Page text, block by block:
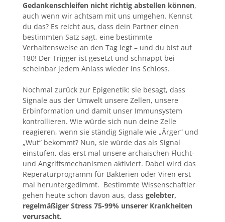
Gedankenschleifen nicht richtig abstellen können,
auch wenn wir achtsam mit uns umgehen. Kennst
du das? Es reicht aus, dass dein Partner einen
bestimmten Satz sagt, eine bestimmte
Verhaltensweise an den Tag legt – und du bist auf
180! Der Trigger ist gesetzt und schnappt bei
scheinbar jedem Anlass wieder ins Schloss.
Nochmal zurück zur Epigenetik: sie besagt, dass
Signale aus der Umwelt unsere Zellen, unsere
Erbinformation und damit unser Immunsystem
kontrollieren. Wie würde sich nun deine Zelle
reagieren, wenn sie ständig Signale wie „Ärger“ und
„Wut“ bekommt? Nun, sie würde das als Signal
einstufen, das erst mal unsere archaischen Flucht-
und Angriffsmechanismen aktiviert. Dabei wird das
Reperaturprogramm für Bakterien oder Viren erst
mal heruntergedimmt. Bestimmte Wissenschaftler
gehen heute schon davon aus, dass gelebter,
regelmäßiger Stress 75-99% unserer Krankheiten
verursacht.